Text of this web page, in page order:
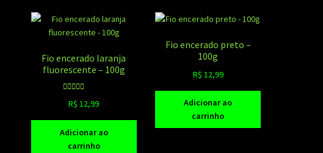
Fio encerado laranja
fluorescente – 100g
5.00de 5
R$ 12,99
Adicionar ao
carrinho
Fio encerado preto –
100g
R$ 12,99
Adicionar ao
carrinho